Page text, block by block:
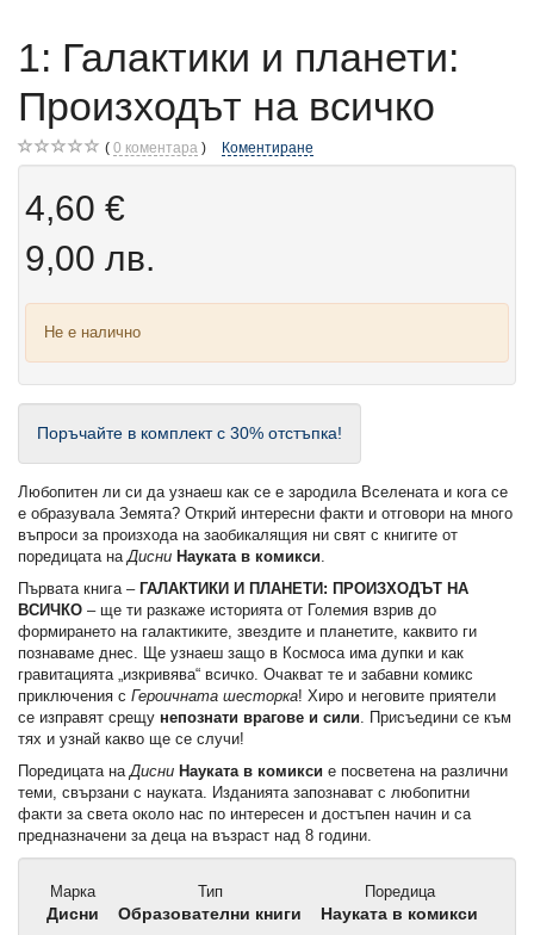
1: Галактики и планети:
Произходът на всичко
0 коментара Коментиране
4,60 €
9,00 лв.
Не е налично
Поръчайте в комплект с 30% отстъпка!
Любопитен ли си да узнаеш как се е зародила Вселената и кога се
е образувала Земята? Открий интересни факти и отговори на много
въпроси за произхода на заобикалящия ни свят с книгите от
поредицата наДисни Науката в комикси.
Първата книга – ГАЛАКТИКИ И ПЛАНЕТИ: ПРОИЗХОДЪТ НА
ВСИЧКО – ще ти разкаже историята от Големия взрив до
формирането на галактиките, звездите и планетите, каквито ги
познаваме днес. Ще узнаеш защо в Космоса има дупки и как
гравитацията „изкривява“ всичко. Очакват те и забавни комикс
приключения с Героичната шесторка! Хиро и неговите приятели
се изправят срещу непознати врагове и сили. Присъедини се към
тях и узнай какво ще се случи!
Поредицата наДисни Науката в комикси е посветена на различни
теми, свързани с науката. Изданията запознават с любопитни
факти за света около нас по интересен и достъпен начин и са
предназначени за деца на възраст над 8 години.
Марка
Дисни
Тип
Образователни книги
Поредица
Науката в комикси